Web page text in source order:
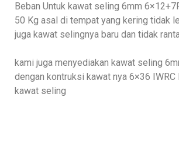
Beban Untuk kawat seling 6mm
50 Kg asal di tempat yang kering tidak
juga kawat selingnya baru dan tidak
kami juga menyediakan kawat seling
dengan kontruksi kawat nya 6×36
kawat seling